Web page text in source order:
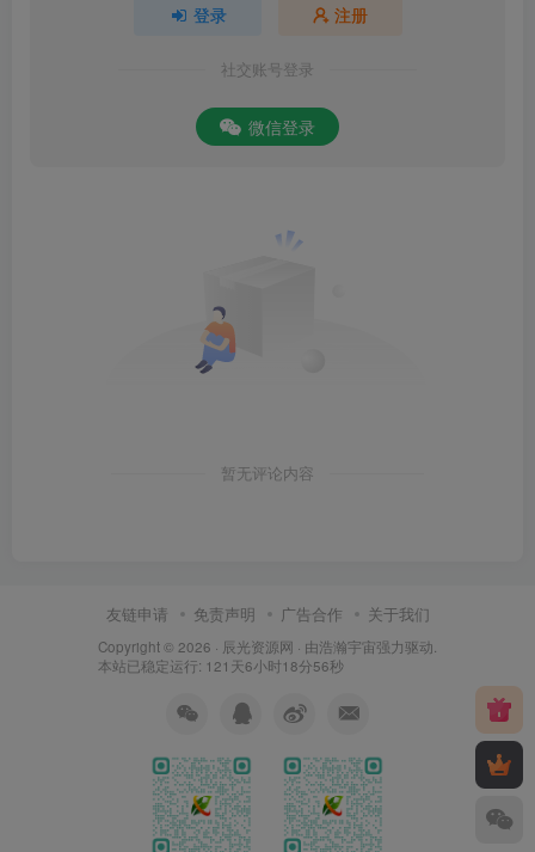
登录 注册
社交账号登录
微信登录
暂无评论内容
友链申请 免责声明 广告合作 关于我们
Copyright © 2026 · 辰光资源网 · 由浩瀚宇宙强力驱动.
本站已稳定运行: 121天6小时18分57秒